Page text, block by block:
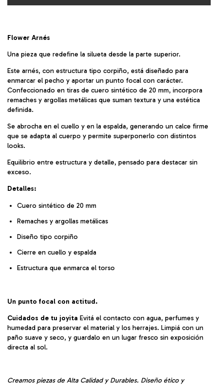
Flower Arnés
Una pieza que redefine la silueta desde la parte superior.
Este arnés, con estructura tipo corpiño, está diseñado para
enmarcar el pecho y aportar un punto focal con carácter.
Confeccionado en tiras de cuero sintético de 20 mm, incorpora
remaches y argollas metálicas que suman textura y una estética
definida.
Se abrocha en el cuello y en la espalda, generando un calce firme
que se adapta al cuerpo y permite superponerlo con distintos
looks.
Equilibrio entre estructura y detalle, pensado para destacar sin
exceso.
Detalles:
Cuero sintético de 20 mm
Remaches y argollas metálicas
Diseño tipo corpiño
Cierre en cuello y espalda
Estructura que enmarca el torso
Un punto focal con actitud.
Cuidados de tu joyita Evitá el contacto con agua, perfumes y
humedad para preservar el material y los herrajes. Limpiá con un
paño suave y seco, y guardalo en un lugar fresco sin exposición
directa al sol.
Creamos piezas de Alta Calidad y Durables. Diseño ético y